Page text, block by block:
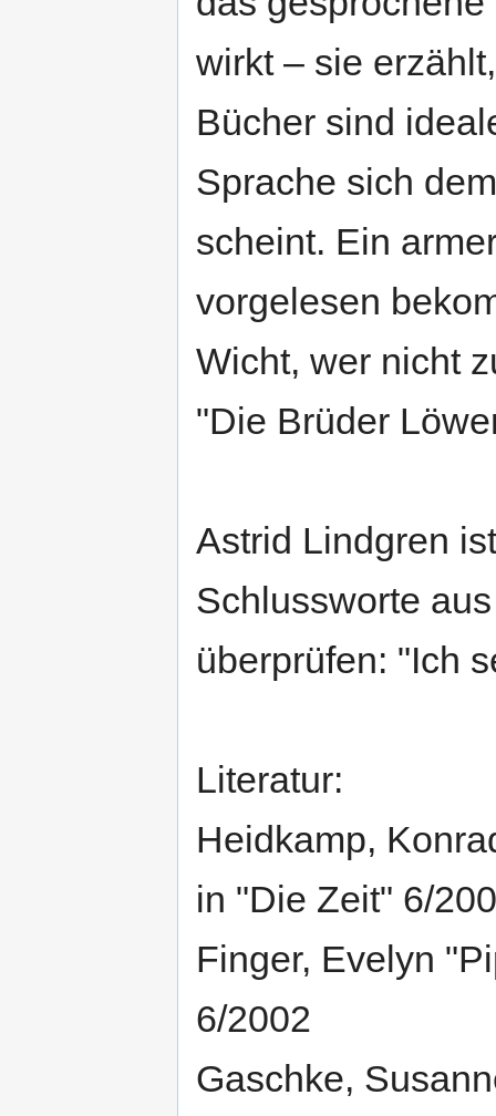
wirkt – sie
Bücher sind
Sprache sich
scheint. Ein
vorgelesen
Wicht, wer nicht
"Die Brüder
Astrid Lindgren
Schlussworte
überprüfen: "Ich
Literatur:
Heidkamp,
in "Die Zeit" 6/
Finger, Evelyn
6/2002
Gaschke,